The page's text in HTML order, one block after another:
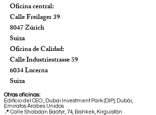
Oficina central:
Calle Freilager 39
8047 Zúrich
Suiza
Oficina de Calidad:
Calle Industriestrasse 59
6034 Lucerna
Suiza
Otras oficinas:
Edificio del CEO
Dubai Investment Park (DIP), Dubái,
Emiratos Árabes Unidos
📍 Calle Shabdan Baatyr, 74, Bishkek, Kirguistán